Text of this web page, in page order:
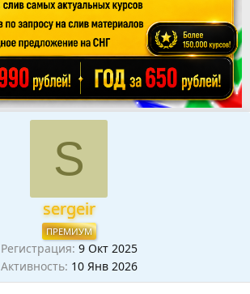
S
sergeir
ПРЕМИУМ
Регистрация 9 Окт 2025
Активность 10 Янв 2026